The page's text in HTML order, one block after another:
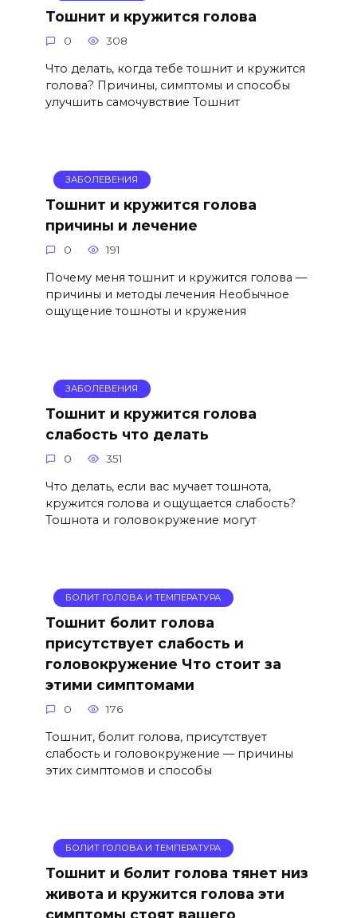
Тошнит и кружится голова
0 308
Что делать, когда тебе тошнит и кружится
голова? Причины, симптомы и способы
улучшить самочувствие Тошнит
ЗАБОЛЕВЕНИЯ
Тошнит и кружится голова
причины и лечение
0 191
Почему меня тошнит и кружится голова —
причины и методы лечения Необычное
ощущение тошноты и кружения
ЗАБОЛЕВЕНИЯ
Тошнит и кружится голова
слабость что делать
0 351
Что делать, если вас мучает тошнота,
кружится голова и ощущается слабость?
Тошнота и головокружение могут
БОЛИТ ГОЛОВА И ТЕМПЕРАТУРА
Тошнит болит голова
присутствует слабость и
головокружение Что стоит за
этими симптомами
0 176
Тошнит, болит голова, присутствует
слабость и головокружение — причины
этих симптомов и способы
БОЛИТ ГОЛОВА И ТЕМПЕРАТУРА
Тошнит и болит голова тянет низ
живота и кружится голова эти
симптомы стоят вашего